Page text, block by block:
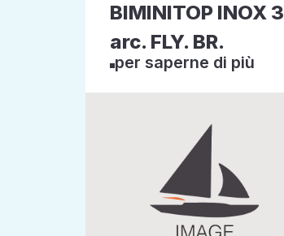
BIMINITOP INOX 3
arc. FLY. BR.
per saperne di più